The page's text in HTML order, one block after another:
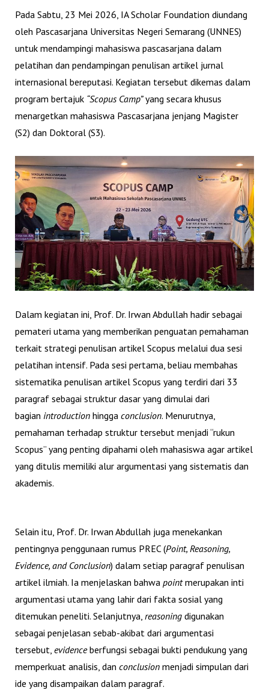
Pada Sabtu, 23 Mei 2026, IA Scholar Foundation diundang
oleh Pascasarjana Universitas Negeri Semarang (UNNES)
untuk mendampingi mahasiswa pascasarjana dalam
pelatihan dan pendampingan penulisan artikel jurnal
internasional bereputasi. Kegiatan tersebut dikemas dalam
program bertajuk “Scopus Camp” yang secara khusus
menargetkan mahasiswa Pascasarjana jenjang Magister
(S2) dan Doktoral (S3).
Dalam kegiatan ini, Prof. Dr. Irwan Abdullah hadir sebagai
pemateri utama yang memberikan penguatan pemahaman
terkait strategi penulisan artikel Scopus melalui dua sesi
pelatihan intensif. Pada sesi pertama, beliau membahas
sistematika penulisan artikel Scopus yang terdiri dari 33
paragraf sebagai struktur dasar yang dimulai dari
bagian introduction hingga conclusion. Menurutnya,
pemahaman terhadap struktur tersebut menjadi “rukun
Scopus” yang penting dipahami oleh mahasiswa agar artikel
yang ditulis memiliki alur argumentasi yang sistematis dan
akademis.
Selain itu, Prof. Dr. Irwan Abdullah juga menekankan
pentingnya penggunaan rumus PREC (Point, Reasoning,
Evidence, and Conclusion) dalam setiap paragraf penulisan
artikel ilmiah. Ia menjelaskan bahwa point merupakan inti
argumentasi utama yang lahir dari fakta sosial yang
ditemukan peneliti. Selanjutnya, reasoning digunakan
sebagai penjelasan sebab-akibat dari argumentasi
tersebut, evidence berfungsi sebagai bukti pendukung yang
memperkuat analisis, dan conclusion menjadi simpulan dari
ide yang disampaikan dalam paragraf.